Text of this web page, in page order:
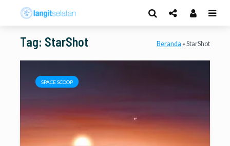
Tag: StarShot Beranda » StarShot
SPACE SCOOP